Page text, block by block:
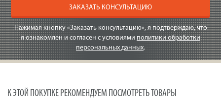
ЗАКАЗАТЬ КОНСУЛЬТАЦИЮ
Нажимая кнопку «Заказать консультацию», я подтверждаю, что
я ознакомлен и согласен с условиями политики обработки
персональных данных.
К ЭТОЙ ПОКУПКЕ РЕКОМЕНДУЕМ ПОСМОТРЕТЬ ТОВАРЫ